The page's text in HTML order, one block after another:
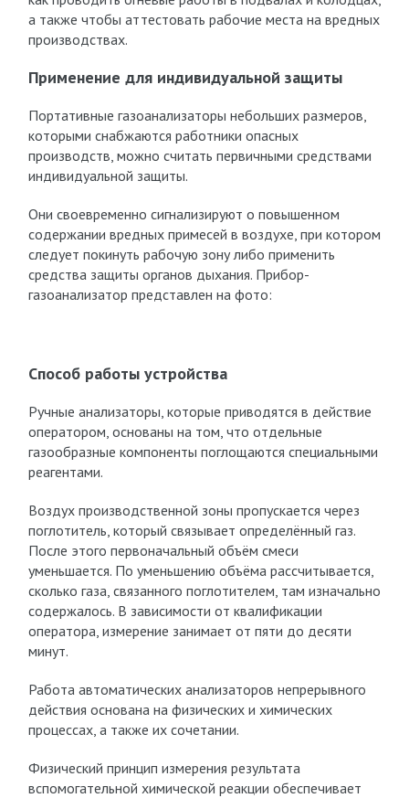
а также чтобы аттестовать рабочие места на вредных
производствах.
Применение для индивидуальной защиты
Портативные газоанализаторы небольших размеров,
которыми снабжаются работники опасных
производств, можно считать первичными средствами
индивидуальной защиты.
Они своевременно сигнализируют о повышенном
содержании вредных примесей в воздухе, при котором
следует покинуть рабочую зону либо применить
средства защиты органов дыхания. Прибор-
газоанализатор представлен на фото:
Способ работы устройства
Ручные анализаторы, которые приводятся в действие
оператором, основаны на том, что отдельные
газообразные компоненты поглощаются специальными
реагентами.
Воздух производственной зоны пропускается через
поглотитель, который связывает определённый газ.
После этого первоначальный объём смеси
уменьшается. По уменьшению объёма рассчитывается,
сколько газа, связанного поглотителем, там изначально
содержалось. В зависимости от квалификации
оператора, измерение занимает от пяти до десяти
минут.
Работа автоматических анализаторов непрерывного
действия основана на физических и химических
процессах, а также их сочетании.
Физический принцип измерения результата
вспомогательной химической реакции обеспечивает